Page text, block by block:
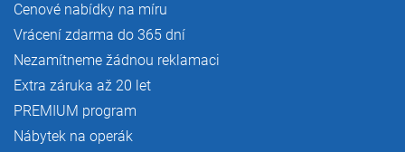
Cenové nabídky na míru
Vrácení zdarma do 365 dní
Nezamítneme žádnou reklamaci
Extra záruka až 20 let
PREMIUM program
Nábytek na operák